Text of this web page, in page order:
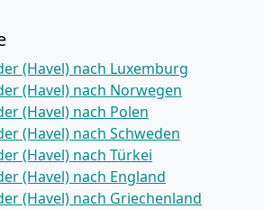
(Havel) nach Luxemburg
(Havel) nach Norwegen
(Havel) nach Polen
(Havel) nach Schweden
(Havel) nach Türkei
(Havel) nach England
(Havel) nach Griechenland